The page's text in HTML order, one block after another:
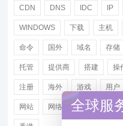
CDN DNS IDC IP
WINDOWS 下载 主机
命令 国外 域名 存储
托管 提供商 搭建 操
注册 海外 游戏 用户
网站 网络 腾讯 虚拟
全球服